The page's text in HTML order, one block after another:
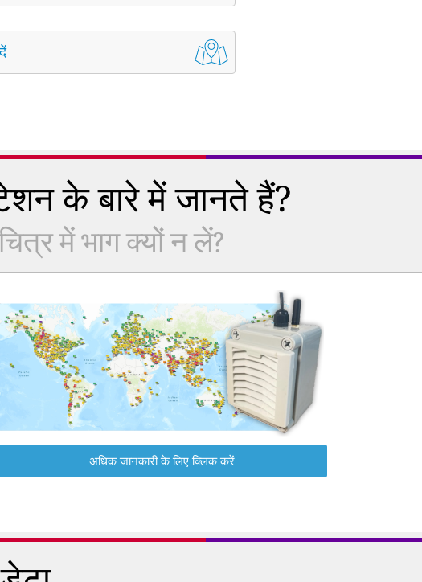
के बारे में जानते हैं?
में भाग क्यों न लें?
अधिक जानकारी के लिए क्लिक करें